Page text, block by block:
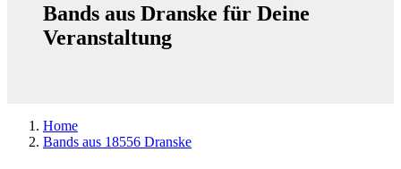
Bands aus Dranske für Deine
Veranstaltung
Home
Bands aus 18556 Dranske